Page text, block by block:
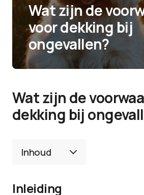
Wat zijn de
voor dekking bij
ongevallen?
Wat zijn de
dekking bij
Inhoud
Inleiding